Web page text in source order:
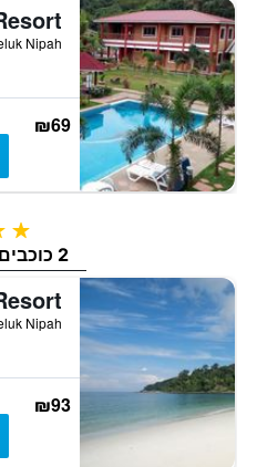
₪69
2 כוכבים
2 כוכבים ומטה
₪93